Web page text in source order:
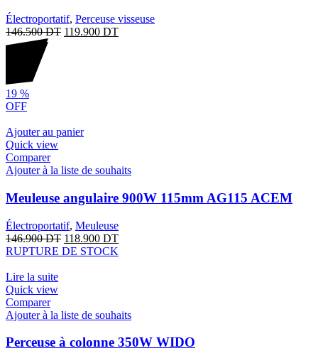
Électroportatif, Perceuse visseuse
146.500DT 119.900 DT
19 %
OFF
Ajouter au panier
Quick view
Comparer
Ajouter à la liste de souhaits
Meuleuse angulaire 900W 115mm AG115 ACEM
Électroportatif, Meuleuse
146.900DT 118.900 DT
RUPTURE DE STOCK
Lire la suite
Quick view
Comparer
Ajouter à la liste de souhaits
Perceuse à colonne 350W WIDO